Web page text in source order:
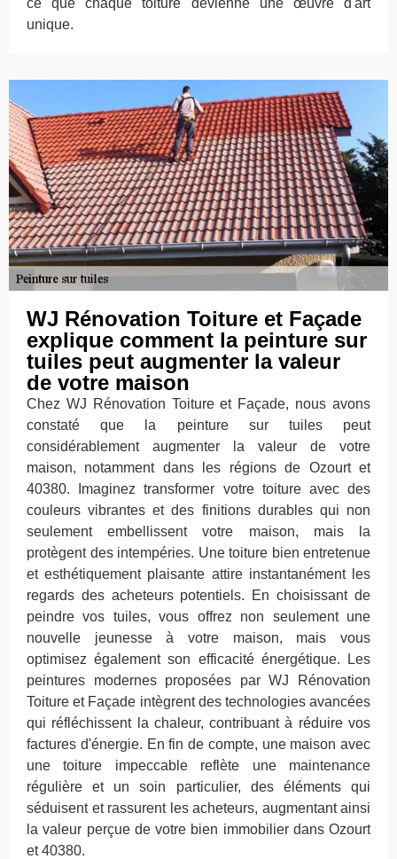
ce que chaque toiture devienne une œuvre d'art
unique.
WJ Rénovation Toiture et Façade
explique comment la peinture sur
tuiles peut augmenter la valeur
de votre maison
Chez WJ Rénovation Toiture et Façade, nous avons
constaté que la peinture sur tuiles peut
considérablement augmenter la valeur de votre
maison, notamment dans les régions de Ozourt et
40380. Imaginez transformer votre toiture avec des
couleurs vibrantes et des finitions durables qui non
seulement embellissent votre maison, mais la
protègent des intempéries. Une toiture bien entretenue
et esthétiquement plaisante attire instantanément les
regards des acheteurs potentiels. En choisissant de
peindre vos tuiles, vous offrez non seulement une
nouvelle jeunesse à votre maison, mais vous
optimisez également son efficacité énergétique. Les
peintures modernes proposées par WJ Rénovation
Toiture et Façade intègrent des technologies avancées
qui réfléchissent la chaleur, contribuant à réduire vos
factures d'énergie. En fin de compte, une maison avec
une toiture impeccable reflète une maintenance
régulière et un soin particulier, des éléments qui
séduisent et rassurent les acheteurs, augmentant ainsi
la valeur perçue de votre bien immobilier dans Ozourt
et 40380.